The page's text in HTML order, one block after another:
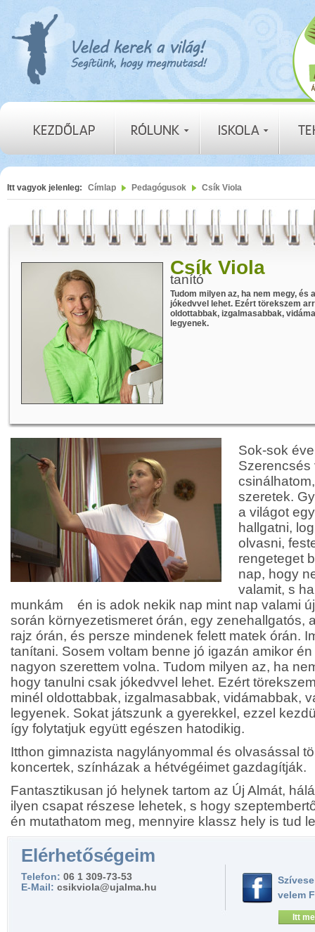
Itt vagyok jelenleg: Címlap Pedagógusok Csík Viola
Csík Viola
tanító
Tudom milyen az, ha nem megy, és
jókedvvel lehet. Ezért törekszem
oldottabbak, izgalmasabbak,
legyenek.
Sok-sok
Szerencsés
szeretek.
a világot
hallgatni,
olvasni,
rengeteget
nap, hogy
valamit, s
munkám én is adok nekik nap mint nap valami
során környezetismeret órán, egy zenehallgatós,
rajz órán, és persze mindenek felett matek órán.
tanítani. Sosem voltam benne jó igazán amikor
nagyon szerettem volna. Tudom milyen az, ha
hogy tanulni csak jókedvvel lehet. Ezért
minél oldottabbak, izgalmasabbak, vidámabbak,
legyenek. Sokat játszunk a gyerekkel, ezzel
így folytatjuk együtt egészen hatodikig.
Itthon gimnazista nagylányommal és olvasással
koncertek, színházak a hétvégéimet gazdagítják.
Fantasztikusan jó helynek tartom az Új Almát,
ilyen csapat részese lehetek, s hogy
én mutathatom meg, mennyire klassz hely is tud
Elérhetőségeim
Telefon: 06 1 309-73-53
E-Mail: csikviola@ujalma.hu
velem
Itt